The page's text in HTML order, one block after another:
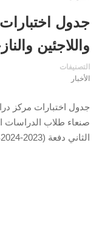
جدول
واللاجئين
التصنيفات
الأخبار
جدول اختبارات مركز
صنعاء طلاب الدراسات
الثاني دفعة (2023-2024م) و (2024-2025م)